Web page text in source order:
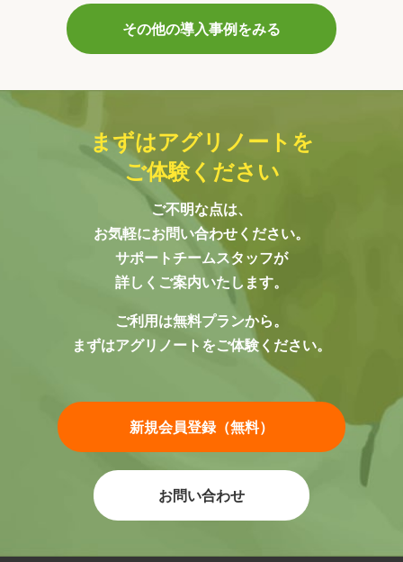
その他の導入事例をみる
まずはアグリノートを
ご体験ください
ご不明な点は、
お気軽にお問い合わせください。
サポートチームスタッフが
詳しくご案内いたします。
ご利用は無料プランから。
まずはアグリノートをご体験ください。
新規会員登録（無料）
お問い合わせ